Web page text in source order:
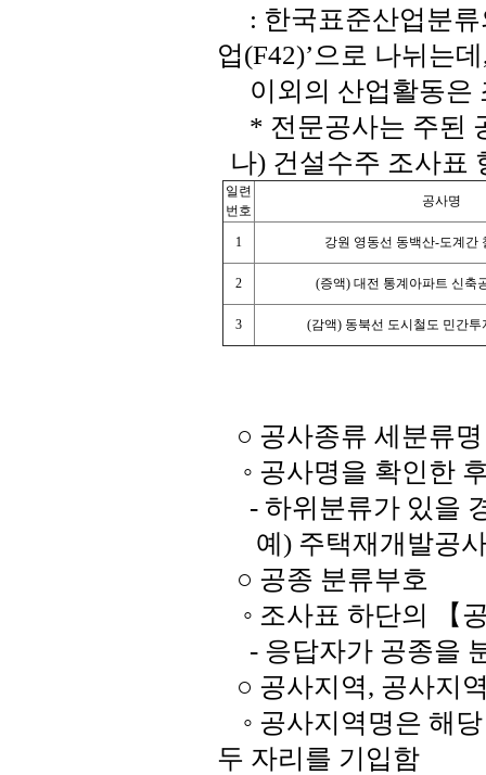
: 한국표준산업분류
업(F42)’으로 나뉘는
이외의 산업활동은
* 전문공사는 주된
나) 건설수주 조사표
일련
번호
공사명
1 강원 영동선 동백산-도계간
2 (증액) 대전 통계아파트 신축
3 (감액) 동북선 도시철도 민간
○ 공사종류 세분류명
◦ 공사명을 확인한
- 하위분류가 있을
예) 주택재개발공사
○ 공종 분류부호
◦ 조사표 하단의 【
- 응답자가 공종을
○ 공사지역, 공사지
◦ 공사지역명은 해
두 자리를 기입함